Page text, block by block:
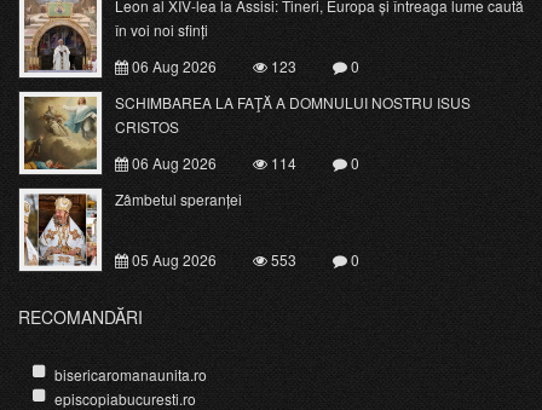
Leon al XIV-lea la Assisi: Tineri, Europa și întreaga lume caută
în voi noi sfinți
06 Aug 2026
123
0
SCHIMBAREA LA FAŢĂ A DOMNULUI NOSTRU ISUS
CRISTOS
06 Aug 2026
114
0
Zâmbetul speranței
05 Aug 2026 553 0
RECOMANDĂRI
bisericaromanaunita.ro
episcopiabucuresti.ro